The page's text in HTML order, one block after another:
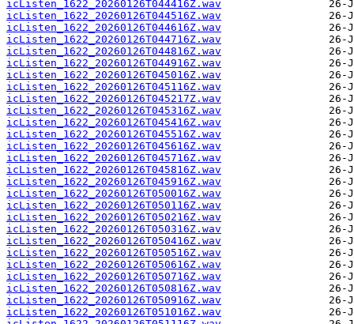
icListen_1622_20260126T044416Z.wav
icListen_1622_20260126T044516Z.wav
icListen_1622_20260126T044616Z.wav
icListen_1622_20260126T044716Z.wav
icListen_1622_20260126T044816Z.wav
icListen_1622_20260126T044916Z.wav
icListen_1622_20260126T045016Z.wav
icListen_1622_20260126T045116Z.wav
icListen_1622_20260126T045217Z.wav
icListen_1622_20260126T045316Z.wav
icListen_1622_20260126T045416Z.wav
icListen_1622_20260126T045516Z.wav
icListen_1622_20260126T045616Z.wav
icListen_1622_20260126T045716Z.wav
icListen_1622_20260126T045816Z.wav
icListen_1622_20260126T045916Z.wav
icListen_1622_20260126T050016Z.wav
icListen_1622_20260126T050116Z.wav
icListen_1622_20260126T050216Z.wav
icListen_1622_20260126T050316Z.wav
icListen_1622_20260126T050416Z.wav
icListen_1622_20260126T050516Z.wav
icListen_1622_20260126T050616Z.wav
icListen_1622_20260126T050716Z.wav
icListen_1622_20260126T050816Z.wav
icListen_1622_20260126T050916Z.wav
icListen_1622_20260126T051016Z.wav